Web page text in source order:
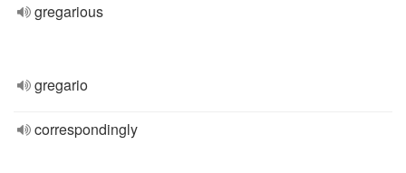
gregarious
gregario
correspondingly